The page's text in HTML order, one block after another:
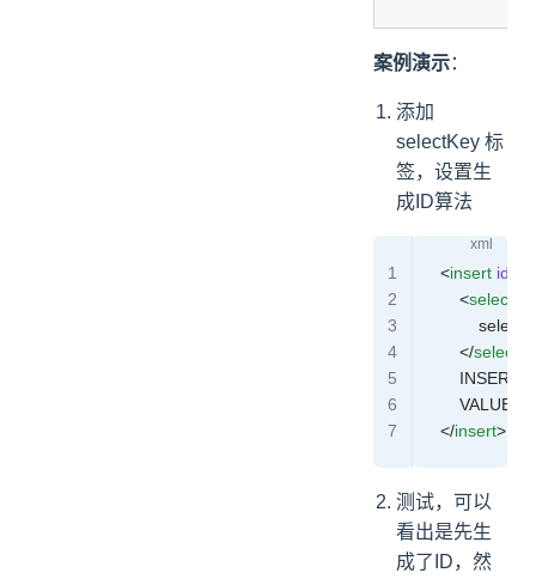
案例演示：
添加
selectKey 标
签，设置生
成ID算法
    <
insert id
        <
        </
VALUES
    </
insert>
测试，可以
看出是先生
成了ID，然